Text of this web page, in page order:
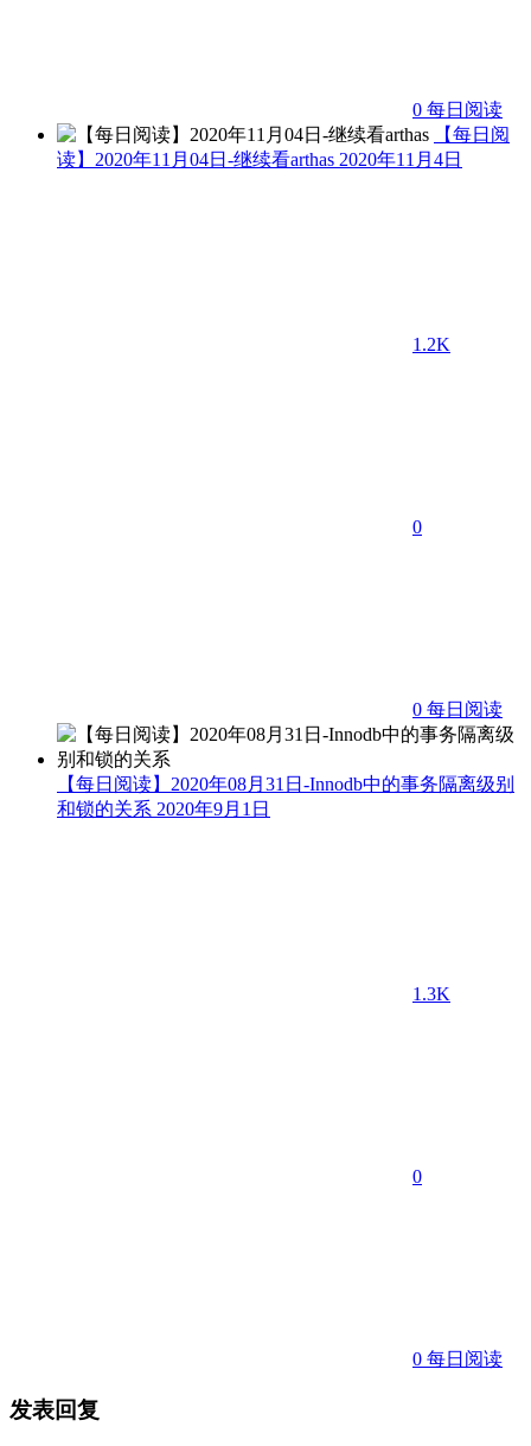
0 每日阅读
【每日阅
读】2020年11月04日-继续看arthas 2020年11月4日
1.2K
0
0 每日阅读
【每日阅读】2020年08月31日-Innodb中的事务隔离级别
和锁的关系 2020年9月1日
1.3K
0
0 每日阅读
发表回复